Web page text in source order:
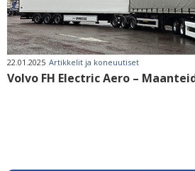
22.01.2025 Artikkelit ja koneuutiset
Volvo FH Electric Aero –